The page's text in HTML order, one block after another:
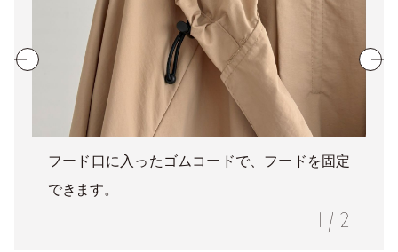
フード口に入ったゴムコードで、フードを固定
できます。
1 / 2